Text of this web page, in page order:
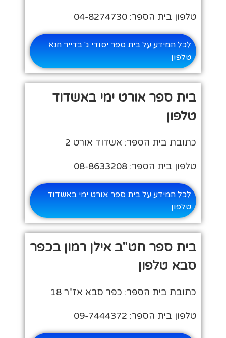
טלפון בית הספר: 04-8274730
לכל המידע על בית ספר יסודי ג' בדייר חנא
טלפון
בית ספר אורט ימי באשדוד
טלפון
כתובת בית הספר: אשדוד אורט 2
טלפון בית הספר: 08-8633208
לכל המידע על בית ספר אורט ימי באשדוד
טלפון
בית ספר חט"ב אילן רמון בכפר
סבא טלפון
כתובת בית הספר: כפר סבא אז"ר 18
טלפון בית הספר: 09-7444372